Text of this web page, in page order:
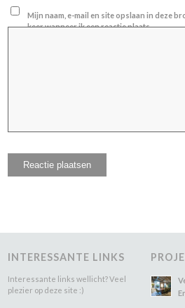
Mijn naam, e-mail en site opslaan in deze
keer wanneer ik een reactie plaats.
INTERESSANTE LINKS
Interessante links wellicht? Veel
plezier op deze site :)